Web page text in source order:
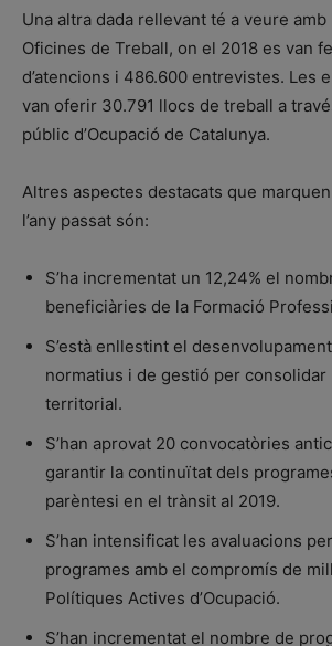
Una altra dada rellevant té a veure amb
Oficines de Treball, on el 2018 es van
d’atencions i 486.600 entrevistes. Les
van oferir 30.791 llocs de treball a
públic d’Ocupació de Catalunya.
Altres aspectes destacats que marquen
l’any passat són:
S’ha incrementat un 12,24% el
beneficiàries de la Formació
S’està enllestint el
normatius i de gestió per consolidar
territorial.
S’han aprovat 20 convocatòries
garantir la continuïtat dels
parèntesi en el trànsit al 2019.
S’han intensificat les avaluacions
programes amb el compromís de
Polítiques Actives d’Ocupació.
S’han incrementat el nombre de